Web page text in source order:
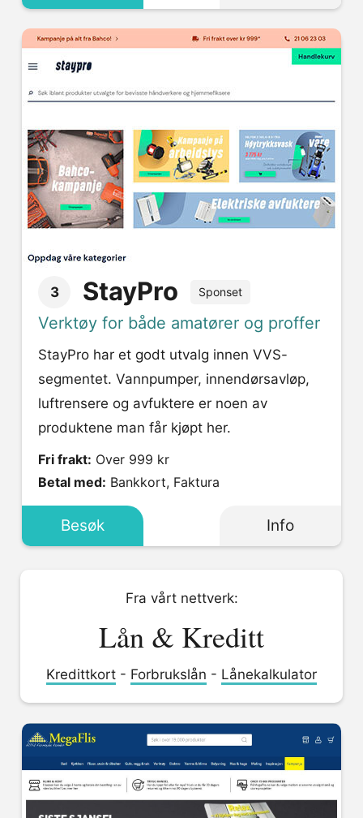
3 StayPro Sponset
Verktøy for både amatører og proffer
StayPro har et godt utvalg innen VVS-
segmentet. Vannpumper, innendørsavløp,
luftrensere og avfuktere er noen av
produktene man får kjøpt her.
Fri frakt: Over 999 kr
Betal med: Bankkort, Faktura
Besøk Info
Fra vårt nettverk:
Lån & Kreditt
Kredittkort - Forbrukslån - Lånekalkulator